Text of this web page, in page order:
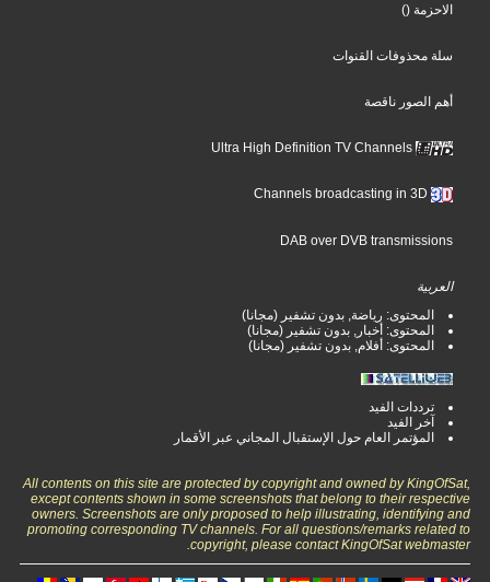
الاحزمة ()
سلة محذوفات القنوات
أهم الصور ناقصة
Ultra High Definition TV Channels
DAB over DVB transmissions
العربية
المحتوى: رياضة, بدون تشفير (مجانا)
المحتوى: أخبار, بدون تشفير (مجانا)
المحتوى: أفلام, بدون تشفير (مجانا)
ترددات الفيد
آخر الفيد
المؤتمر العام حول الإستقبال المجاني عبر الأقمار
All contents on this site are protected by copyright and owned by KingOfSat,
except contents shown in some screenshots that belong to their respective
owners. Screenshots are only proposed to help illustrating, identifying and
promoting corresponding TV channels. For all questions/remarks related to
copyright, please contact KingOfSat webmaster.